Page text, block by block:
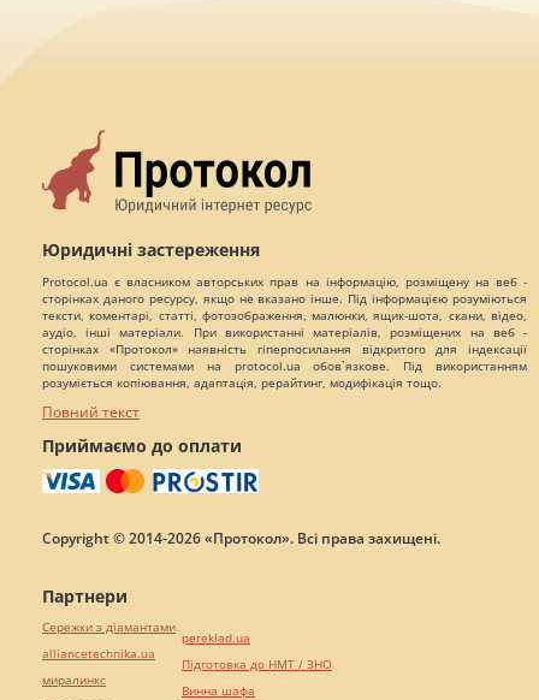
Юридичні застереження
Protocol.ua є власником авторських прав на інформацію, розміщену на веб -
сторінках даного ресурсу, якщо не вказано інше. Під інформацією розуміються
тексти, коментарі, статті, фотозображення, малюнки, ящик-шота, скани, відео,
аудіо, інші матеріали. При використанні матеріалів, розміщених на веб -
сторінках «Протокол» наявність гіперпосилання відкритого для індексації
пошуковими системами на protocol.ua обов`язкове. Під використанням
розуміється копіювання, адаптація, рерайтинг, модифікація тощо.
Повний текст
Приймаємо до оплати
Copyright © 2014-2026 «Протокол». Всі права захищені.
Партнери
Сережки з діамантами
alliancetechnika.ua
миралинкс
pereklad.ua
Підготовка до НМТ / ЗНО
Винна шафа